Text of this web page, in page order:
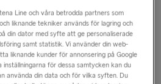
medlemskort innan du köper från
så lägger de till dina poäng
exklusiva
finns tillgängliga just nu.
Line och våra betrodda partners som
liknande tekniker används för lagring och
din dator med syfte att ge personaliserade
samt statistik. Vi använder din web-
liknande kunder för annonsering på Google
inställningarna för dessa samtycken kan du
använda din data och för vilka syften. Du